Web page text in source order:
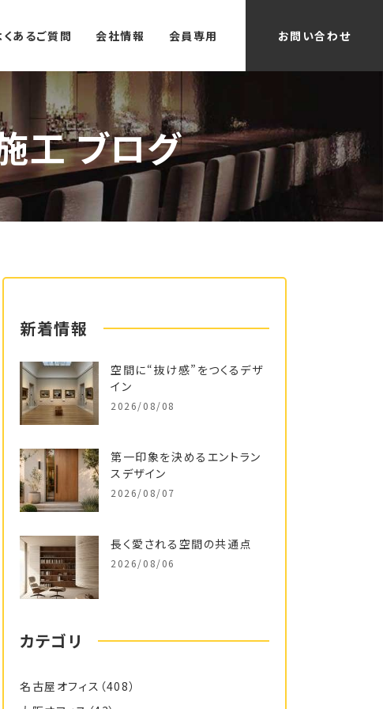
くあるご質問 会社情報 会員専用 お問い合わせ
工 ブログ
新着情報
空間に“抜け感”をつくるデザ
イン
2026/08/08
第一印象を決めるエントラン
スデザイン
2026/08/07
長く愛される空間の共通点
2026/08/06
カテゴリ
名古屋オフィス （408）